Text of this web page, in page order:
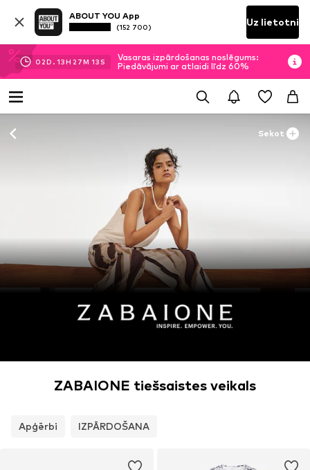
ABOUT YOU App
(152 700) Uz lietotni
02D. 13H 27M 12 S
Vasaras izpārdošanas noslēgums:
Piedāvājumi ar atlaidi līdz 60%
Sekot
ZABAIONE tiešsaistes veikals
Apģērbi IZPĀRDOŠANA